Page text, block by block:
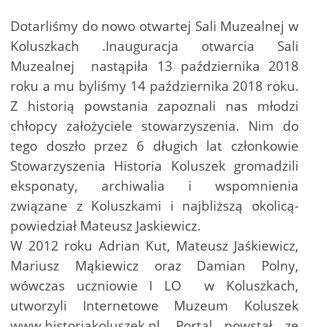
Dotarliśmy do nowo otwartej Sali Muzealnej w
Koluszkach .Inauguracja otwarcia Sali
Muzealnej nastąpiła 13 października 2018
roku a mu byliśmy 14 października 2018 roku.
Z historią powstania zapoznali nas młodzi
chłopcy założyciele stowarzyszenia. Nim do
tego doszło przez 6 długich lat członkowie
Stowarzyszenia Historia Koluszek gromadzili
eksponaty, archiwalia i wspomnienia
związane z Koluszkami i najbliższą okolicą-
powiedział Mateusz Jaskiewicz.
W 2012 roku Adrian Kut, Mateusz Jaśkiewicz,
Mariusz Mąkiewicz oraz Damian Polny,
wówczas uczniowie I LO w Koluszkach,
utworzyli Internetowe Muzeum Koluszek